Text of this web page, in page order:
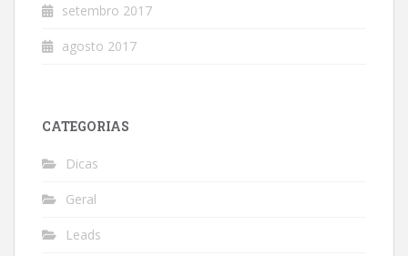
setembro 2017
agosto 2017
CATEGORIAS
Dicas
Geral
Leads